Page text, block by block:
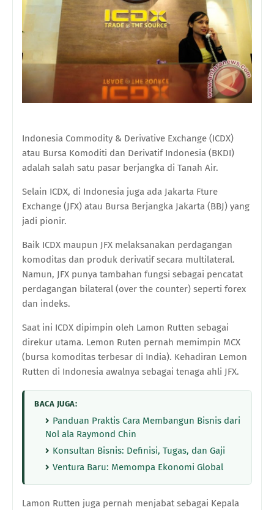
Indonesia Commodity & Derivative Exchange (ICDX)
atau Bursa Komoditi dan Derivatif Indonesia (BKDI)
adalah salah satu pasar berjangka di Tanah Air.
Selain ICDX, di Indonesia juga ada Jakarta Fture
Exchange (JFX) atau Bursa Berjangka Jakarta (BBJ) yang
jadi pionir.
Baik ICDX maupun JFX melaksanakan perdagangan
komoditas dan produk derivatif secara multilateral.
Namun, JFX punya tambahan fungsi sebagai pencatat
perdagangan bilateral (over the counter) seperti forex
dan indeks.
Saat ini ICDX dipimpin oleh Lamon Rutten sebagai
direkur utama. Lemon Ruten pernah memimpin MCX
(bursa komoditas terbesar di India). Kehadiran Lemon
Rutten di Indonesia awalnya sebagai tenaga ahli JFX.
BACA JUGA:
Panduan Praktis Cara Membangun Bisnis dari
Nol ala Raymond Chin
Konsultan Bisnis: Definisi, Tugas, dan Gaji
Ventura Baru: Memompa Ekonomi Global
Lamon Rutten juga pernah menjabat sebagai Kepala